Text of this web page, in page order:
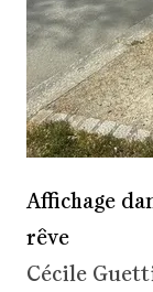
Affichage
rêve
Cécile